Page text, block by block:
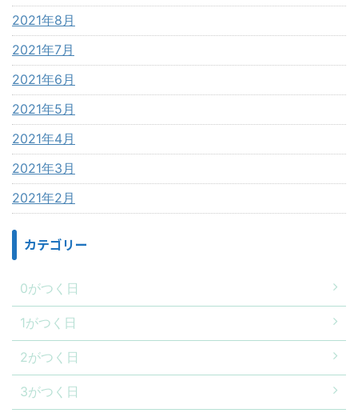
2021年8月
2021年7月
2021年6月
2021年5月
2021年4月
2021年3月
2021年2月
カテゴリー
0がつく日
1がつく日
2がつく日
3がつく日